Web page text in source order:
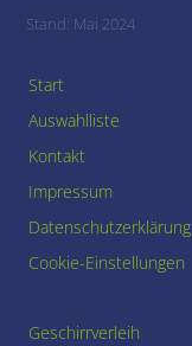
Stand: Mai 2024
Start
Auswahlliste
Kontakt
Impressum
Datenschutzerklärung
Cookie-Einstellungen
Geschirrverleih